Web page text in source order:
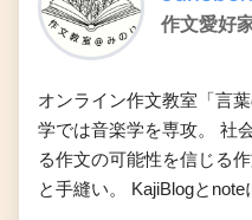
作文愛好
オンライン作文教室「言
学では音楽学を専攻。 社
る作文の可能性を信じる
と手縫い。 KajiBlogとnote